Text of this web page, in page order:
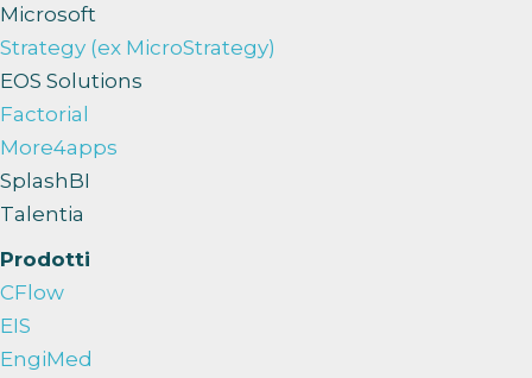
Microsoft
Strategy (ex MicroStrategy)
EOS Solutions
Factorial
More4apps
SplashBI
Talentia
Prodotti
CFlow
EIS
EngiMed